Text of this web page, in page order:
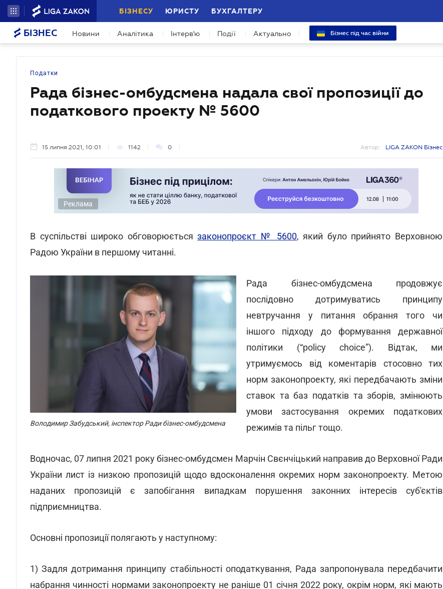
БІЗНЕСУ ЮРИСТУ БУХГАЛТЕРУ
БІЗНЕС Новини Аналітика Інтерв'ю Події Актуально Бізнес під час війни
Податки
Рада бізнес-омбудсмена надала свої пропозиції до
податкового проекту № 5600
15 липня 2021, 10:01 1142 0 Автор: LIGA ZAKON Бізнес
Реклама
В суспільстві широко обговорюєтьсязаконопроєкт № 5600, який було прийнято Верховною
Радою України в першому читанні.
Володимир Забудський, інспектор Ради бізнес-омбудсмена
Рада бізнес-омбудсмена продовжує
послідовно дотримуватись принципу
невтручання у питання обрання того чи
іншого підходу до формування державної
політики (“policy choice”). Відтак, ми
утримуємось від коментарів стосовно тих
норм законопроекту, які передбачають зміни
ставок та баз податків та зборів, змінюють
умови застосування окремих податкових
режимів та пільг тощо.
Водночас, 07 липня 2021 року бізнес-омбудсмен Марчін Свєнчіцький направив до Верховної Ради
України лист із низкою пропозицій щодо вдосконалення окремих норм законопроекту. Метою
наданих пропозицій є запобігання випадкам порушення законних інтересів суб'єктів
підприємництва.
Основні пропозиції полягають у наступному:
1) Задля дотримання принципу стабільності оподаткування, Рада запропонувала передбачити
набрання чинності нормами законопроекту не раніше 01 січня 2022 року, окрім норм, які мають